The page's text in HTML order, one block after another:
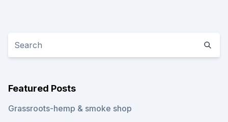
Featured Posts
Grassroots-hemp & smoke shop